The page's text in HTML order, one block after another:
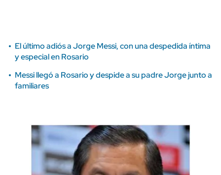
El último adiós a Jorge Messi, con una despedida íntima
y especial en Rosario
Messi llegó a Rosario y despide a su padre Jorge junto a
familiares